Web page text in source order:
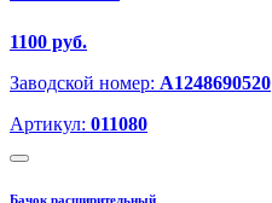
1100 руб.
Заводской номер: A1248690520
Артикул: 011080
Бачок расширительный